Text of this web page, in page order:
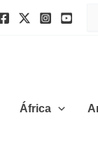
África